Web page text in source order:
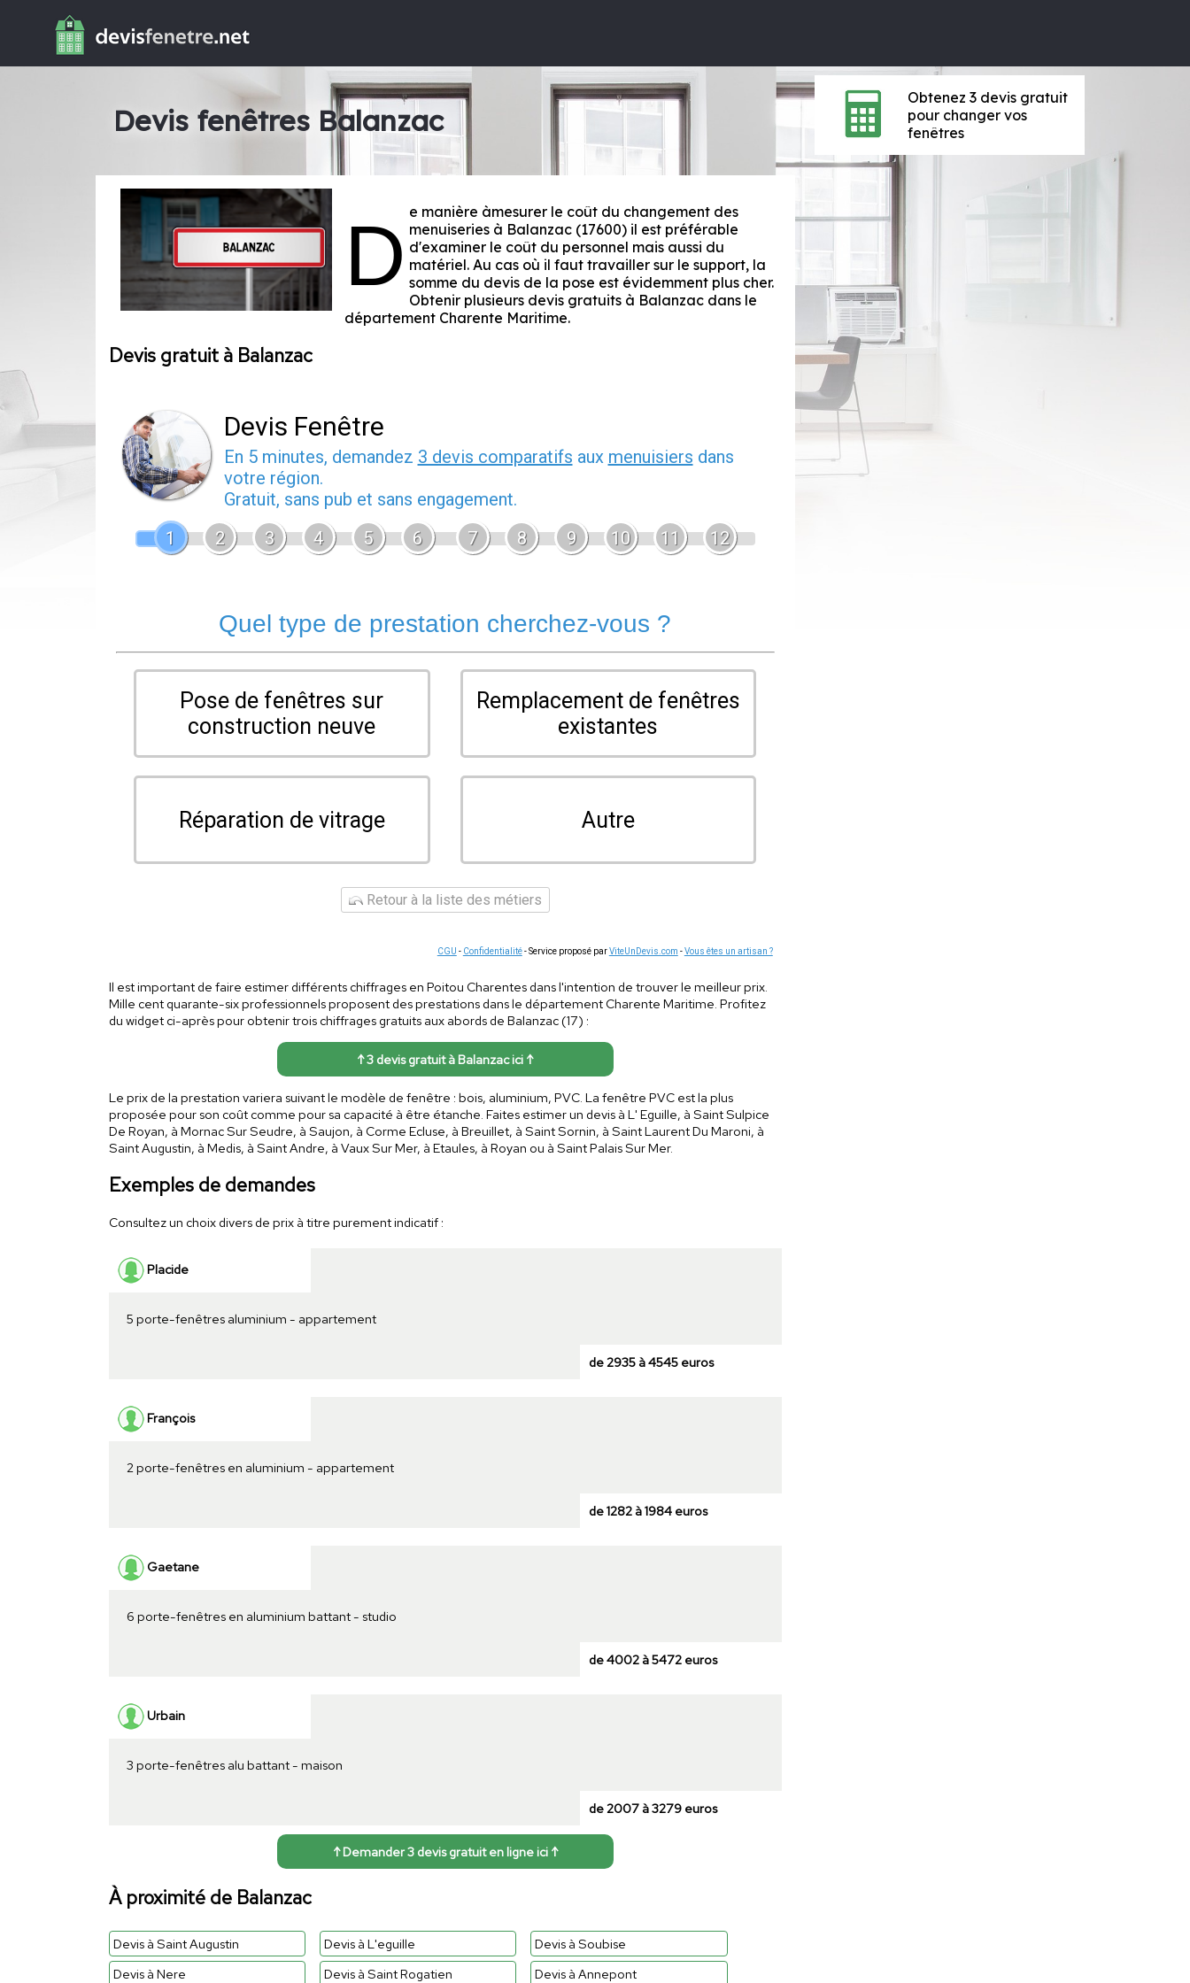
Devis fenêtres Balanzac
D e manière àmesurer le coût du changement des
menuiseries à Balanzac (17600) il est préférable
d'examiner le coût du personnel mais aussi du
matériel. Au cas où il faut travailler sur le support, la
somme du devis de la pose est évidemment plus cher.
Obtenir plusieurs devis gratuits à Balanzac dans le
département Charente Maritime.
Devis gratuit à Balanzac
Devis Fenêtre
En 5 minutes, demandez 3 devis comparatifs aux menuisiers dans
votre région.
Gratuit, sans pub et sans engagement.
1
2 3 4 5 6 7 8 9 10 11 12
Quel type de prestation cherchez-vous ?
Pose de fenêtres sur
construction neuve
Remplacement de fenêtres
existantes
Réparation de vitrage Autre
Retour à la liste des métiers
CGU - Confidentialité- Service proposé parViteUnDevis.com -Vous êtes un artisan ?
Il est important de faire estimer différents chiffrages en Poitou Charentes dans l'intention de trouver le meilleur prix.
Mille cent quarante-six professionnels proposent des prestations dans le département Charente Maritime. Profitez
du widget ci-après pour obtenir trois chiffrages gratuits aux abords de Balanzac (17) :
↑ 3 devis gratuit à Balanzac ici ↑
Le prix de la prestation variera suivant le modèle de fenêtre : bois, aluminium, PVC. La fenêtre PVC est la plus
proposée pour son coût comme pour sa capacité à être étanche. Faites estimer un devis à L' Eguille, à Saint Sulpice
De Royan, à Mornac Sur Seudre, à Saujon, à Corme Ecluse, à Breuillet, à Saint Sornin, à Saint Laurent Du Maroni, à
Saint Augustin, à Medis, à Saint Andre, à Vaux Sur Mer, à Etaules, à Royan ou à Saint Palais Sur Mer.
Exemples de demandes
Consultez un choix divers de prix à titre purement indicatif :
Placide
5 porte-fenêtres aluminium - appartement
de 2935 à 4545 euros
François
2 porte-fenêtres en aluminium - appartement
de 1282 à 1984 euros
Gaetane
6 porte-fenêtres en aluminium battant - studio
de 4002 à 5472 euros
Urbain
3 porte-fenêtres alu battant - maison
de 2007 à 3279 euros
↑ Demander 3 devis gratuit en ligne ici ↑
À proximité de Balanzac
Devis à Saint Augustin Devis à L'eguille
Devis à Soubise
Devis à Nere
Devis à Saint Rogatien Devis à Annepont
Obtenez 3 devis gratuit
pour changer vos
fenêtres